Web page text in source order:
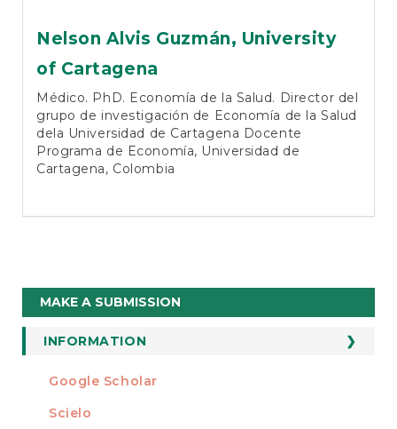
Nelson Alvis Guzmán, University
of Cartagena
Médico. PhD. Economía de la Salud. Director del
grupo de investigación de Economía de la Salud
dela Universidad de Cartagena Docente
Programa de Economía, Universidad de
Cartagena, Colombia
Make
a
Submission
MAKE A SUBMISSION
INFORMATION
For Readers
For Librarians
INDEXED AT
Google Scholar
Scielo